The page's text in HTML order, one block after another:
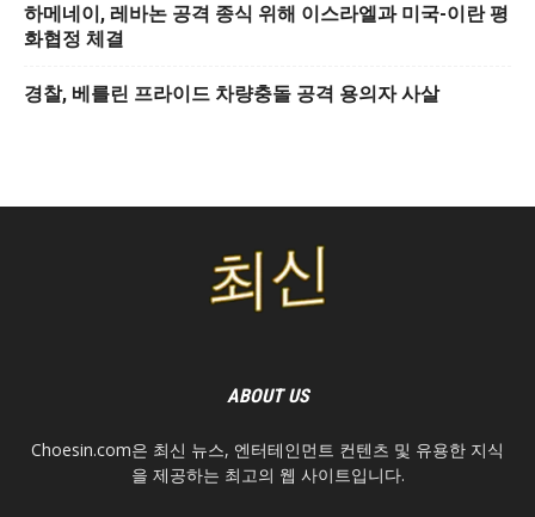
하메네이, 레바논 공격 종식 위해 이스라엘과 미국-이란 평
화협정 체결
경찰, 베를린 프라이드 차량충돌 공격 용의자 사살
ABOUT US
Choesin.com은 최신 뉴스, 엔터테인먼트 컨텐츠 및 유용한 지식
을 제공하는 최고의 웹 사이트입니다.